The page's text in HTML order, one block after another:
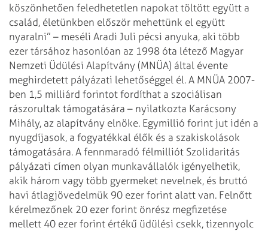
köszönhetően feledhetetlen napokat töltött együtt a
család, életünkben először mehettünk el együtt
nyaralni” – meséli Aradi Juli pécsi anyuka, aki több
ezer társához hasonlóan az 1998 óta létező Magyar
Nemzeti Üdülési Alapítvány (MNÜA) által évente
meghirdetett pályázati lehetőséggel él. A MNÜA 2007-
ben 1,5 milliárd forintot fordíthat a szociálisan
rászorultak támogatására – nyilatkozta Karácsony
Mihály, az alapítvány elnöke. Egymillió forint jut idén a
nyugdíjasok, a fogyatékkal élők és a szakiskolások
támogatására. A fennmaradó félmilliót Szolidaritás
pályázati címen olyan munkavállalók igényelhetik,
akik három vagy több gyermeket nevelnek, és bruttó
havi átlagjövedelmük 90 ezer forint alatt van. Felnőtt
kérelmezőnek 20 ezer forint önrész megfizetése
mellett 40 ezer forint értékű üdülési csekk, tizennyolc